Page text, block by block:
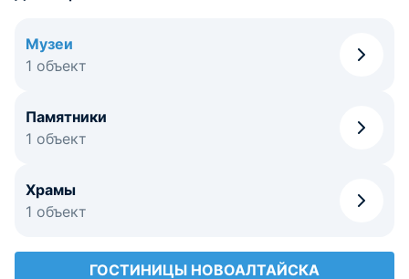
Музеи
1 объект
Памятники
1 объект
Храмы
1 объект
ГОСТИНИЦЫ НОВОАЛТАЙСКА